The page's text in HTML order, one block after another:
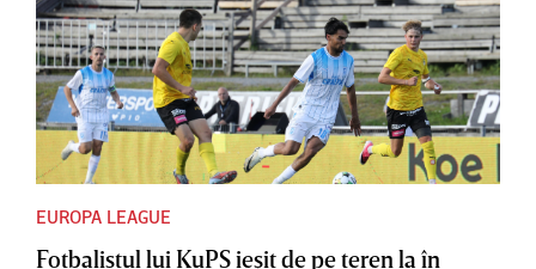
EUROPA LEAGUE
Fotbalistul lui KuPS ieşit de pe teren la în